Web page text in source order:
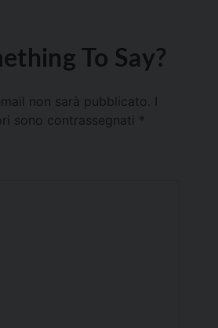
To Say?
non sarà pubblicato.
sono contrassegnati *